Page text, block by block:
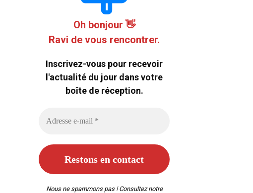
Oh bonjour 👋
Ravi de vous rencontrer.
Inscrivez-vous pour recevoir
l'actualité du jour dans votre
boîte de réception.
Nous ne spammons pas ! Consultez notre